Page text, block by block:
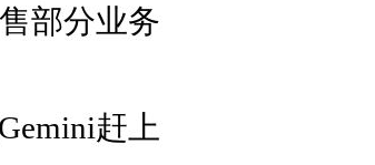
部分业务
赶上